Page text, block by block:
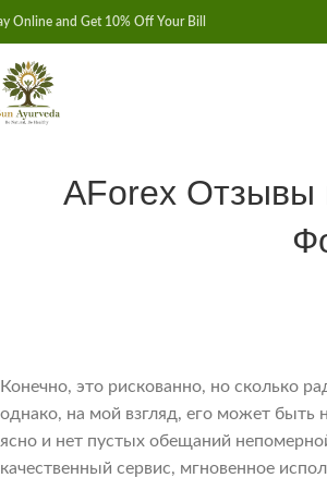
Online and Get 10% Off Your Bill
AForex Отзывы
Конечно, это рискованно, но сколько
однако, на мой взгляд, его может быть
ясно и нет пустых обещаний
качественный сервис, мгновенное